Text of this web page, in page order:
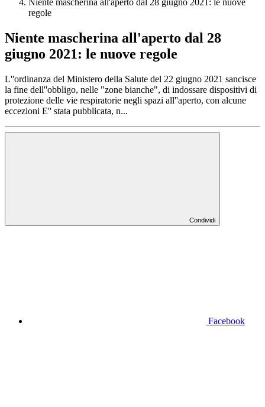
Niente mascherina all'aperto dal 28 giugno 2021: le nuove
regole
Niente mascherina all'aperto dal 28
giugno 2021: le nuove regole
L''ordinanza del Ministero della Salute del 22 giugno 2021 sancisce
la fine dell''obbligo, nelle "zone bianche", di indossare dispositivi di
protezione delle vie respiratorie negli spazi all''aperto, con alcune
eccezioni E'' stata pubblicata, n...
Condividi
Facebook